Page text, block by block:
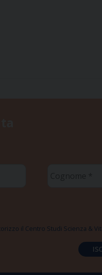
il Centro Studi Scienza &